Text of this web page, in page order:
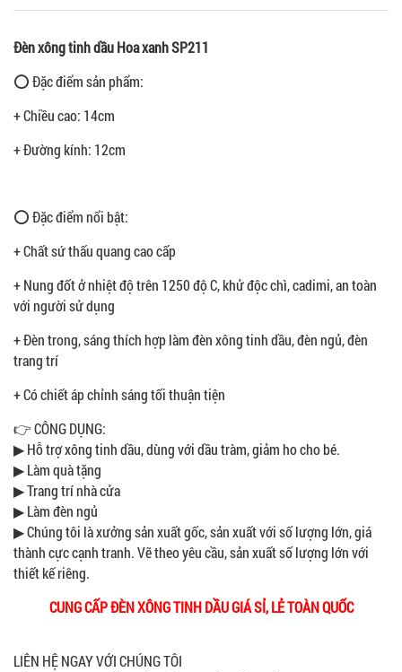
Đèn xông tinh dầu Hoa xanh SP211
⭕ Đặc điểm sản phẩm:
+ Chiều cao: 14cm
+ Đường kính: 12cm
⭕ Đặc điểm nổi bật:
+ Chất sứ thấu quang cao cấp
+ Nung đốt ở nhiệt độ trên 1250 độ C, khử độc chì, cadimi, an toàn
với người sử dụng
+ Đèn trong, sáng thích hợp làm đèn xông tinh dầu, đèn ngủ, đèn
trang trí
+ Có chiết áp chỉnh sáng tối thuận tiện
​👉 CÔNG DỤNG:
▶ Hỗ trợ xông tinh dầu, dùng với dầu tràm, giảm ho cho bé.
▶ Làm quà tặng
▶ Trang trí nhà cửa
▶ Làm đèn ngủ
▶ Chúng tôi là xưởng sản xuất gốc, sản xuất với số lượng lớn, giá
thành cực cạnh tranh. Vẽ theo yêu cầu, sản xuất số lượng lớn với
thiết kế riêng.
CUNG CẤP ĐÈN XÔNG TINH DẦU GIÁ SỈ, LẺ TOÀN QUỐC
LIÊN HỆ NGAY VỚI CHÚNG TÔI